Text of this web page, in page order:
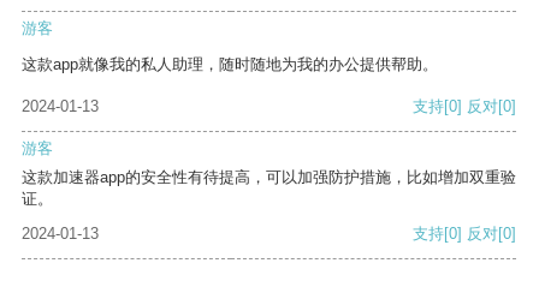
游客
这款app就像我的私人助理，随时随地为我的办公提供帮助。
2024-01-13 支持[0] 反对[0]
游客
这款加速器app的安全性有待提高，可以加强防护措施，比如增加双重验
证。
2024-01-13
支持[0] 反对[0]